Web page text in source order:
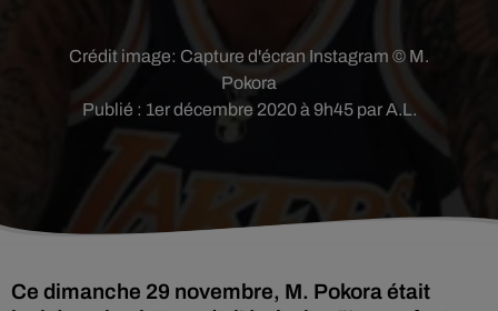
Publié : 1er décembre 2020 à 9h45 par A.L.
Crédit image: Capture d'écran Instagram © M.
Pokora
Ce dimanche 29 novembre, M. Pokora était